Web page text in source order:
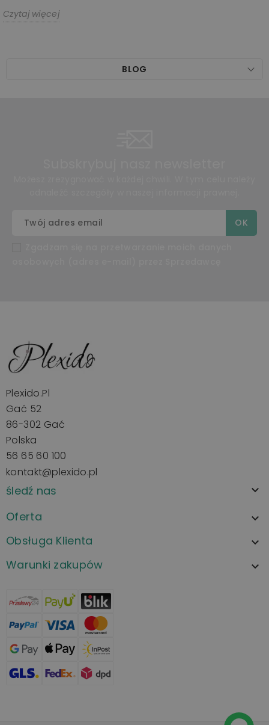
Czytaj więcej
BLOG
Plexido.pl
Gać 52
86-302 Gać
Polska
56 65 60 100
kontakt@plexido.pl
śledź nas 
Oferta 
Obsługa Klienta 
Warunki zakupów 